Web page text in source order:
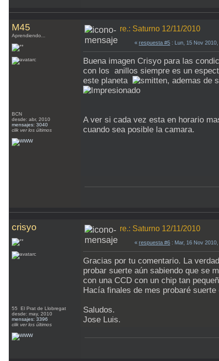
M45
Aprendiendo...
BCN
desde: abr, 2010
mensajes: 3040
clik ver los últimos
re.: Saturno 12/11/2010
« respuesta #5 : Lun, 15 Nov
Buena imagen Crisyo para las
con los anillos siempre es un
este planeta
, ademas de
A ver si cada vez esta en horario
cuando sea posible la camara.
crisyo
55 El Prat de Llobregat
desde: may, 2010
mensajes: 3396
clik ver los últimos
re.: Saturno 12/11/2010
« respuesta #6 : Mar, 16 Nov
Gracias por tu comentario. La
probar suerte aún sabiendo que se
con una CCD con un chip tan
Hacía finales de mes probaré
Saludos.
Jose Luis.